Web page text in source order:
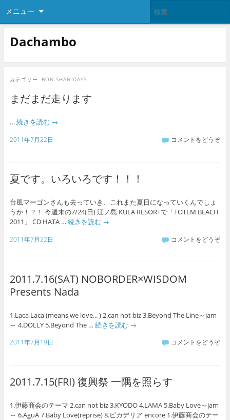
メニュー
Dachambo
カテゴリー: BON SHAN DAYS
まだまだ走ります
… 続きを読む →
2011年7月22日 コメントをどうぞ
夏です。いろいろです！！！
台風マーゴンさんも去っていき、これまた夏日になっていくんでしょ
うか！？！ 今週末の7/24(日) 江ノ島 KULA RESORTで「TOTEM BEACH
2011」 CD HATA … 続きを読む →
2011年7月22日 コメントをどうぞ
2011.7.16(SAT) NOBORDER×WISDOM
Presents Nada
1.Laca Laca (means we love... ) 2.can not biz 3.Beyond The Line～jam
～ 4.DOLLY 5.Beyond The … 続きを読む →
2011年7月19日 コメントをどうぞ
2011.7.15(FRI) 復興祭 一隅を照らす
1.伊藤商会のテーマ 2.can not biz 3.KYODO 4.LAMA 5.Baby Love～jam
～ 6.AguA 7.Baby Love(reprise) 8.ピカデリア encore 1.伊藤商会のテー